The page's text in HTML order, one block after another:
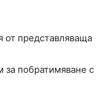
от представляваща
побратимяване с